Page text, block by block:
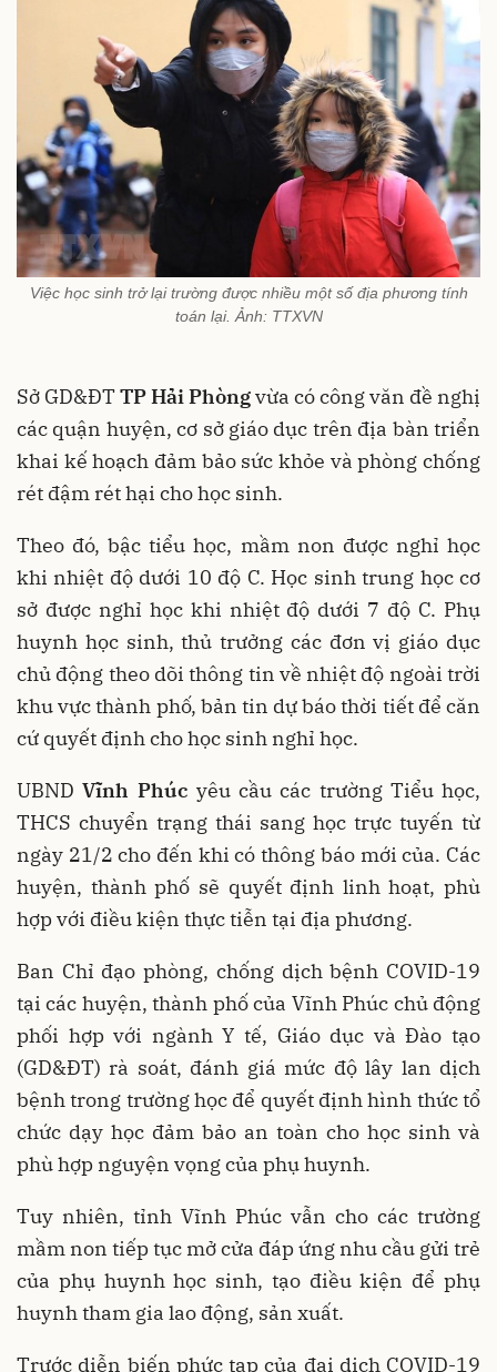
Việc học sinh trở lại trường được nhiều một số địa phương tính
toán lại. Ảnh: TTXVN
Sở GD&ĐTTP Hải Phòngvừa có công văn đề nghị
các quận huyện, cơ sở giáo dục trên địa bàn triển
khai kế hoạch đảm bảo sức khỏe và phòng chống
rét đậm rét hại cho học sinh.
Theo đó, bậc tiểu học, mầm non được nghỉ học
khi nhiệt độ dưới 10 độ C. Học sinh trung học cơ
sở được nghỉ học khi nhiệt độ dưới 7 độ C. Phụ
huynh học sinh, thủ trưởng các đơn vị giáo dục
chủ động theo dõi thông tin về nhiệt độ ngoài trời
khu vực thành phố, bản tin dự báo thời tiết để căn
cứ quyết định cho học sinh nghỉ học.
UBNDVĩnh Phúc yêu cầu các trường Tiểu học,
THCS chuyển trạng thái sang học trực tuyến từ
ngày 21/2 cho đến khi có thông báo mới của. Các
huyện, thành phố sẽ quyết định linh hoạt, phù
hợp với điều kiện thực tiễn tại địa phương.
Ban Chỉ đạo phòng, chống dịch bệnh COVID-19
tại các huyện, thành phố của Vĩnh Phúc chủ động
phối hợp với ngành Y tế, Giáo dục và Đào tạo
(GD&ĐT) rà soát, đánh giá mức độ lây lan dịch
bệnh trong trường học để quyết định hình thức tổ
chức dạy học đảm bảo an toàn cho học sinh và
phù hợp nguyện vọng của phụ huynh.
Tuy nhiên, tỉnh Vĩnh Phúc vẫn cho các trường
mầm non tiếp tục mở cửa đáp ứng nhu cầu gửi trẻ
của phụ huynh học sinh, tạo điều kiện để phụ
huynh tham gia lao động, sản xuất.
Trước diễn biến phức tạp của đại dịch COVID-19